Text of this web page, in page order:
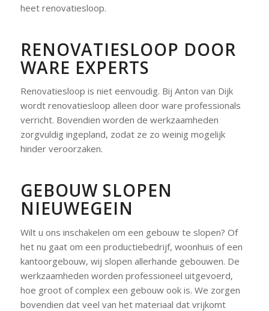
heet renovatiesloop.
RENOVATIESLOOP DOOR
WARE EXPERTS
Renovatiesloop is niet eenvoudig. Bij Anton van Dijk
wordt renovatiesloop alleen door ware professionals
verricht. Bovendien worden de werkzaamheden
zorgvuldig ingepland, zodat ze zo weinig mogelijk
hinder veroorzaken.
GEBOUW SLOPEN
NIEUWEGEIN
Wilt u ons inschakelen om een gebouw te slopen? Of
het nu gaat om een productiebedrijf, woonhuis of een
kantoorgebouw, wij slopen allerhande gebouwen. De
werkzaamheden worden professioneel uitgevoerd,
hoe groot of complex een gebouw ook is. We zorgen
bovendien dat veel van het materiaal dat vrijkomt